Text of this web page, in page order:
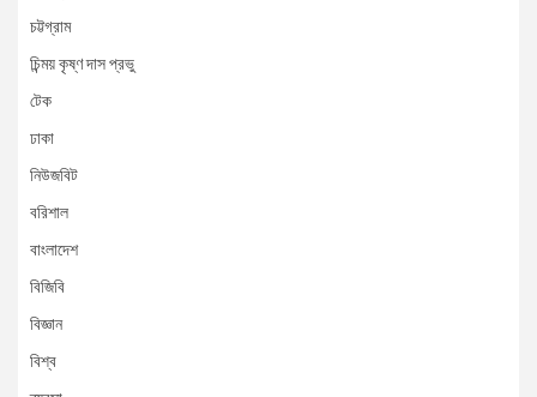
চট্টগ্রাম
চিন্ময় কৃষ্ণ দাস প্রভু
টেক
ঢাকা
নিউজবিট
বরিশাল
বাংলাদেশ
বিজিবি
বিজ্ঞান
বিশ্ব